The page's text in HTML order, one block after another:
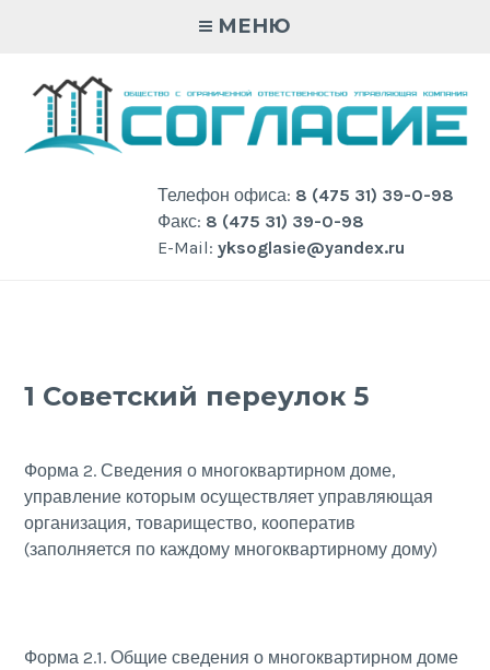
МЕНЮ
Телефон офиса: 8 (475 31) 39-0-98
Факс: 8 (475 31) 39-0-98
E-Mail: yksoglasie@yandex.ru
1 Советский переулок 5
Форма 2. Сведения о многоквартирном доме,
управление которым осуществляет управляющая
организация, товарищество, кооператив
(заполняется по каждому многоквартирному дому)
Форма 2.1. Общие сведения о многоквартирном доме